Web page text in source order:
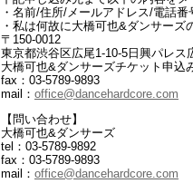
・名前/住所/メールアドレス/電話番
・私は何故に大橋可也&ダンサー
〒150-0012
東京都渋谷区広尾1-10-5日興パレス
大橋可也&ダンサーズチケット申込
fax：03-5789-9893
mail： office@dancehardcore.com
【問い合わせ】
大橋可也&ダンサーズ
tel：03-5789-9892
fax：03-5789-9893
mail： office@dancehardcore.com